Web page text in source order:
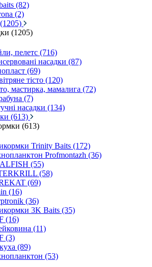
(82)
(2)
(1205)
пелетс (716)
насадки (87)
(69)
тісто (120)
мастирка, мамалига (72)
(7)
насадки (134)
(613)
(613)
Trinity Baits (172)
Profmontazh (36)
(55)
(58)
(69)
(16)
(36)
3K Baits (35)
(16)
(11)
(3)
(89)
(53)